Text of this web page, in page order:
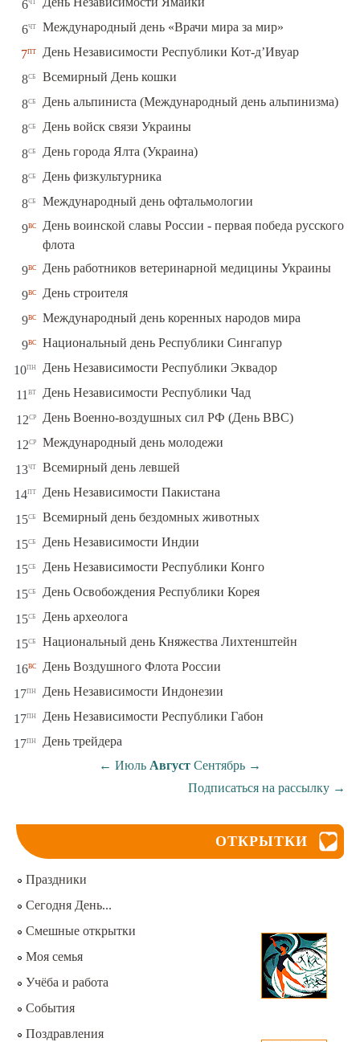
6
6чт Международный день «Врачи мира за мир»
7пт День Независимости Республики Кот-д’Ивуар
8сб Всемирный День кошки
8сб День альпиниста (Международный день альпинизма)
8сб День войск связи Украины
8сб День города Ялта (Украина)
8сб День физкультурника
8сб Международный день офтальмологии
9вс
День воинской славы России - первая победа русского
флота
9вс День работников ветеринарной медицины Украины
9вс День строителя
9вс Международный день коренных народов мира
9вс Национальный день Республики Сингапур
10пн День Независимости Республики Эквадор
11 вт День Независимости Республики Чад
12ср День Военно-воздушных сил РФ (День ВВС)
12ср Международный день молодежи
13чт Всемирный день левшей
14пт День Независимости Пакистана
15сб Всемирный день бездомных животных
15сб День Независимости Индии
15сб День Независимости Республики Конго
15сб День Освобождения Республики Корея
15сб День археолога
15сб Национальный день Княжества Лихтенштейн
16вс День Воздушного Флота России
17пн День Независимости Индонезии
17пн День Независимости Республики Габон
17пн
День трейдера
← Июль Август Сентябрь →
Подписаться на рассылку →
ОТКРЫТКИ
Праздники
Сегодня День...
Смешные открытки
Моя семья
Учёба и работа
События
Поздравления